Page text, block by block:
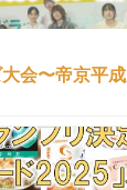
会〜帝京平